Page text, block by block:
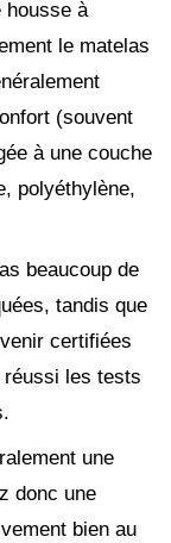
housse à
le matelas
(souvent
à une couche
polyéthylène,
beaucoup de
tandis que
certifiées
réussi les tests
une
donc une
bien au